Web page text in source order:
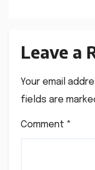
Leave a
Your email
fields are
Comment *